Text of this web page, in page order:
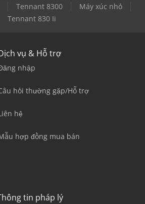
Tennant 8300
Máy xúc nhỏ
Tennant 830 Ii
vụ & Hỗ trợ
nhập
hỏi thường gặp/Hỗ trợ
hệ
hợp đồng mua bán
tin pháp lý